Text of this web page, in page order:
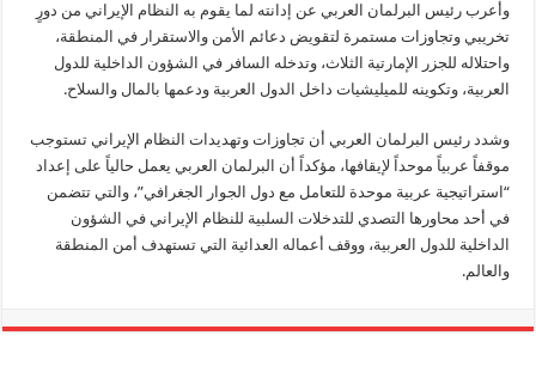
في
الشئون
الداخلية
للدول
العربية
مغلقة
وأعرب رئيس البرلمان العربي عن إدانته لما يقوم به النظام الإيراني من دورٍ
تخريبي وتجاوزات مستمرة لتقويض دعائم الأمن والاستقرار في المنطقة،
واحتلاله للجزر الإمارتية الثلاث، وتدخله السافر في الشؤون الداخلية للدول
العربية، وتكوينه للميليشيات داخل الدول العربية ودعمها بالمال والسلاح.
وشدد رئيس البرلمان العربي أن تجاوزات وتهديدات النظام الإيراني تستوجب
موقفاً عربياً موحداً لإيقافها، مؤكداً أن البرلمان العربي يعمل حالياً على إعداد
“استراتيجية عربية موحدة للتعامل مع دول الجوار الجغرافي”، والتي تتضمن
في أحد محاورها التصدي للتدخلات السلبية للنظام الإيراني في الشؤون
الداخلية للدول العربية، ووقف أعماله العدائية التي تستهدف أمن المنطقة
والعالم.